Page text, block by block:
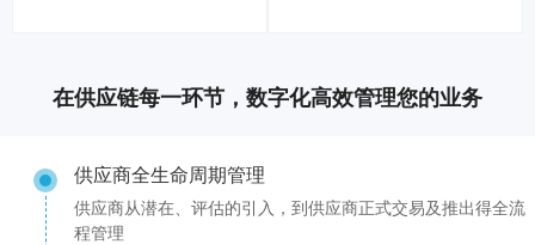
在供应链每一环节，数字化高效管理您的业务
供应商全生命周期管理
供应商从潜在、评估的引入，到供应商正式交易及推出得全流
程管理